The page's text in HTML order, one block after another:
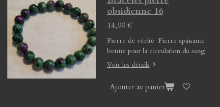
obsidienne 16
14,99 €
Pierre de vérité Pierre apaisante
bonne pour la circulation du sang
Voir les détails
Ajouter au panier